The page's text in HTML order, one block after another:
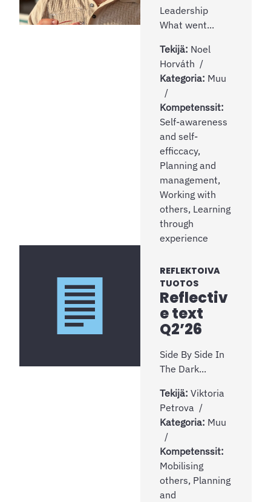
Leadership
What went...
Tekijä: Noel
Horváth
Kategoria: Muu
Kompetenssit:
Self-awareness
and self-
efficcacy,
Planning and
management,
Working with
others, Learning
through
experience
REFLEKTOIVA
TUOTOS
Reflectiv
e text
Q2’26
Side By Side In
The Dark...
Tekijä: Viktoria
Petrova
Kategoria: Muu
Kompetenssit:
Mobilising
others, Planning
and